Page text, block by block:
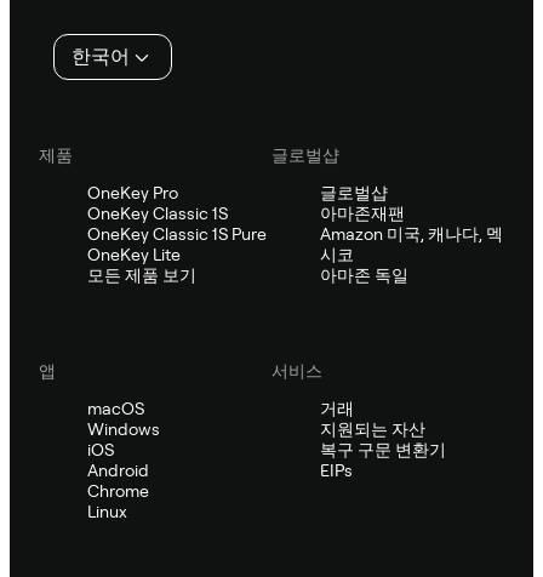
한국어
제품
OneKey Pro
OneKey Classic 1S
OneKey Classic 1S Pure
OneKey Lite
모든 제품 보기
글로벌샵
글로벌샵
아마존재팬
Amazon 미국, 캐나다, 멕
시코
아마존 독일
앱
macOS
Windows
iOS
Android
Chrome
Linux
서비스
거래
지원되는 자산
복구 구문 변환기
EIPs